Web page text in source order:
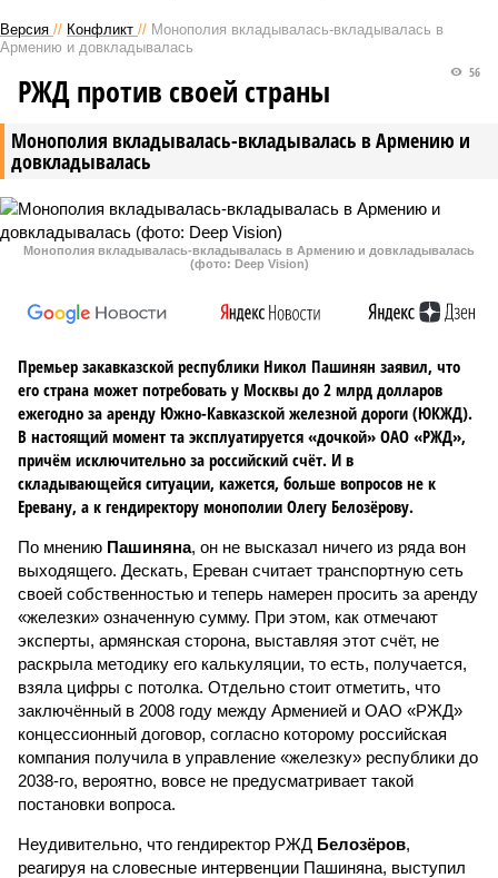
Версия // Конфликт // Монополия вкладывалась-вкладывалась в
Армению и довкладывалась
Монополия вкладывалась-вкладывалась в Армению и
довкладывалась
56
РЖД против своей страны
Монополия вкладывалась-вкладывалась в Армению и довкладывалась
(фото: Deep Vision)
Премьер закавказской республики Никол Пашинян заявил, что
его страна может потребовать у Москвы до 2 млрд долларов
ежегодно за аренду Южно-Кавказской железной дороги (ЮКЖД).
В настоящий момент та эксплуатируется «дочкой» ОАО «РЖД»,
причём исключительно за российский счёт. И в
складывающейся ситуации, кажется, больше вопросов не к
Еревану, а к гендиректору монополии Олегу Белозёрову.
По мнению Пашиняна, он не высказал ничего из ряда вон
выходящего. Дескать, Ереван считает транспортную сеть
своей собственностью и теперь намерен просить за аренду
«железки» означенную сумму. При этом, как отмечают
эксперты, армянская сторона, выставляя этот счёт, не
раскрыла методику его калькуляции, то есть, получается,
взяла цифры с потолка. Отдельно стоит отметить, что
заключённый в 2008 году между Арменией и ОАО «РЖД»
концессионный договор, согласно которому российская
компания получила в управление «железку» республики до
2038-го, вероятно, вовсе не предусматривает такой
постановки вопроса.
Неудивительно, что гендиректор РЖД Белозёров,
реагируя на словесные интервенции Пашиняна, выступил